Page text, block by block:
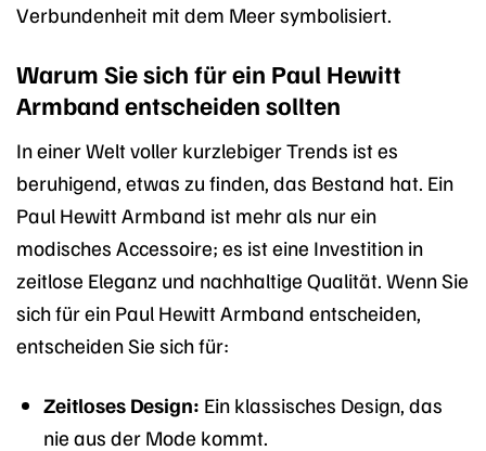
Verbundenheit mit dem Meer symbolisiert.
Warum Sie sich für ein Paul Hewitt
Armband entscheiden sollten
In einer Welt voller kurzlebiger Trends ist es
beruhigend, etwas zu finden, das Bestand hat. Ein
Paul Hewitt Armband ist mehr als nur ein
modisches Accessoire; es ist eine Investition in
zeitlose Eleganz und nachhaltige Qualität. Wenn Sie
sich für ein Paul Hewitt Armband entscheiden,
entscheiden Sie sich für:
Zeitloses Design: Ein klassisches Design, das
nie aus der Mode kommt.